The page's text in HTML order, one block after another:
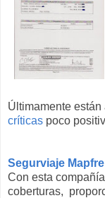
Últimamente
críticas poco
Segurviaje Mapfre
Con esta
coberturas,